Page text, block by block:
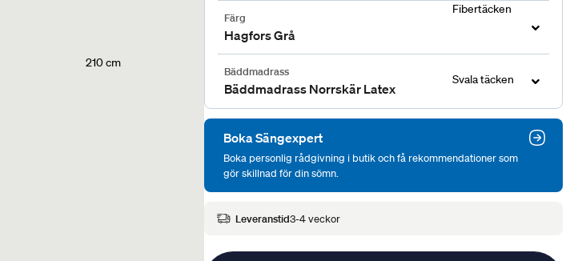
210 cm
Fibertäcken
Svala täcken
Färg
Hagfors Grå
Bäddmadrass
Bäddmadrass Norrskär Latex
Boka Sängexpert
Boka personlig rådgivning i butik och få rekommendationer som
gör skillnad för din sömn.
Leveranstid3-4 veckor